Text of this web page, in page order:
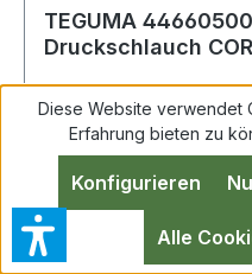
TEGUMA
Druckschlauch
Saug-
ID 51,0mm Schwarz
Sehr flexibler PVC/
Druckschlauch mit
Diese Website verwendet
Erfahrung bieten zu
Konfigurieren
Alle